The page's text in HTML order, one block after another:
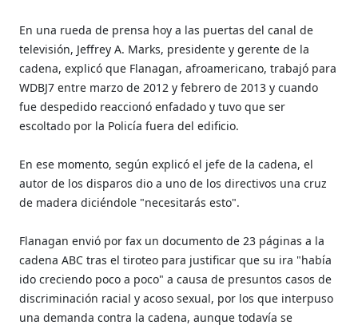
En una rueda de prensa hoy a las puertas del canal de
televisión, Jeffrey A. Marks, presidente y gerente de la
cadena, explicó que Flanagan, afroamericano, trabajó para
WDBJ7 entre marzo de 2012 y febrero de 2013 y cuando
fue despedido reaccionó enfadado y tuvo que ser
escoltado por la Policía fuera del edificio.
En ese momento, según explicó el jefe de la cadena, el
autor de los disparos dio a uno de los directivos una cruz
de madera diciéndole "necesitarás esto".
Flanagan envió por fax un documento de 23 páginas a la
cadena ABC tras el tiroteo para justificar que su ira "había
ido creciendo poco a poco" a causa de presuntos casos de
discriminación racial y acoso sexual, por los que interpuso
una demanda contra la cadena, aunque todavía se